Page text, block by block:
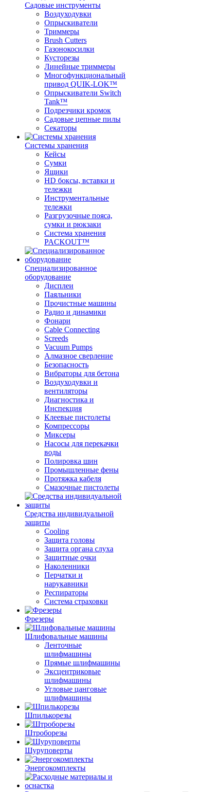
Садовые инструменты
Воздуходувки
Опрыскиватели
Триммеры
Brush Cutters
Газонокосилки
Кусторезы
Линейные триммеры
Многофункциональный
привод QUIK-LOK™
Опрыскиватели Switch
Tank™
Подрезчики кромок
Садовые цепные пилы
Секаторы
Системы хранения
Кейсы
Сумки
Ящики
HD боксы, вставки и
тележки
Инструментальные
тележки
Разгрузочные пояса,
сумки и рюкзаки
Система хранения
PACKOUT™
Специализированное
оборудование
Дисплеи
Паяльники
Прочистные машины
Радио и динамики
Фонари
Cable Connecting
Screeds
Vacuum Pumps
Алмазное сверление
Безопасность
Вибраторы для бетона
Воздуходувки и
вентиляторы
Диагностика и
Инспекция
Клеевые пистолеты
Компрессоры
Миксеры
Насосы для перекачки
воды
Полировка шин
Промышленные фены
Протяжка кабеля
Смазочные пистолеты
Средства индивидуальной
защиты
Cooling
Защита головы
Защита органа слуха
Защитные очки
Наколенники
Перчатки и
нарукавники
Респираторы
Система страховки
Фрезеры
Шлифовальные машины
Ленточные
шлифмашины
Прямые шлифмашины
Эксцентриковые
шлифмашины
Угловые цанговые
шлифмашины
Шпилькорезы
Штроборезы
Шуруповерты
Энергокомплекты